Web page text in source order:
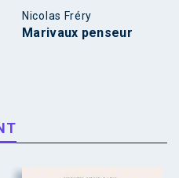
Nicolas Fréry
Marivaux penseur